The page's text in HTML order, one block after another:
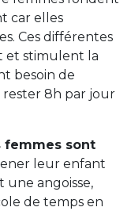
car elles
Ces différentes
et stimulent la
besoin de
8h par jour
femmes sont
leur enfant
une angoisse,
de temps en